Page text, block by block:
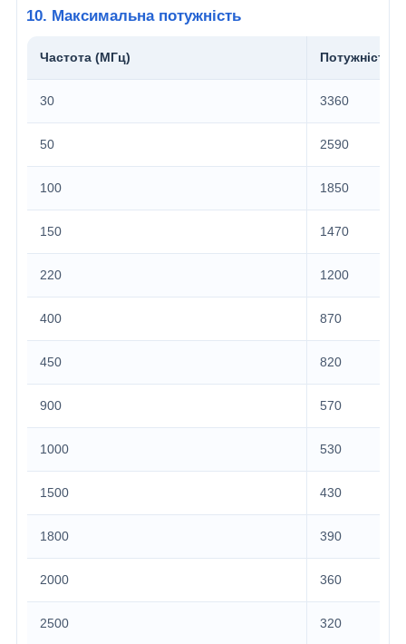
10. Максимальна потужність
Частота (МГц) Потужність
30 3360
50 2590
100 1850
150 1470
220 1200
400 870
450 820
900 570
1000 530
1500 430
1800 390
2000 360
2500 320